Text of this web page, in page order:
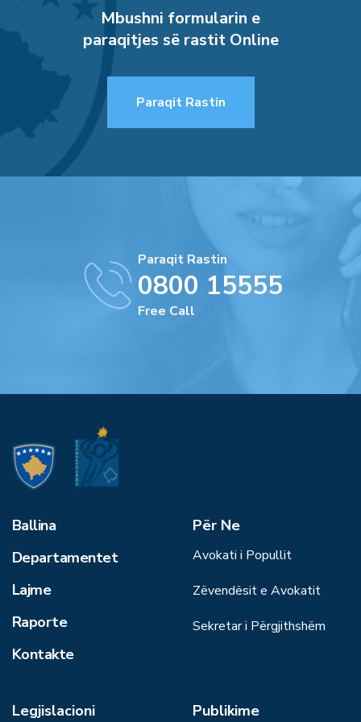
Mbushni formularin e
paraqitjes së rastit Online
Paraqit Rastin
Paraqit Rastin
0800 15555
Free Call
Ballina
Departamentet
Lajme
Raporte
Kontakte
Për Ne
Avokati i Popullit
Zëvendësit e Avokatit
Sekretar i Përgjithshëm
Legjislacioni Publikime